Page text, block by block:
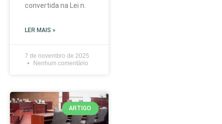
convertida na Lei n.
LER MAIS »
7 de novembro de 2025
Nenhum comentário
ARTIGO